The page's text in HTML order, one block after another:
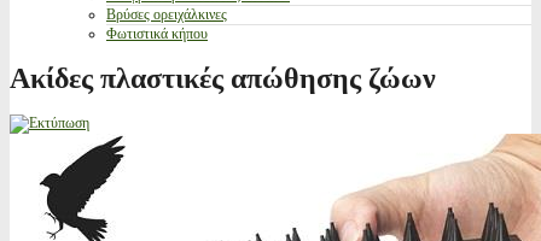
Βρύσες ορειχάλκινες
Φωτιστικά κήπου
Ακίδες πλαστικές απώθησης ζώων